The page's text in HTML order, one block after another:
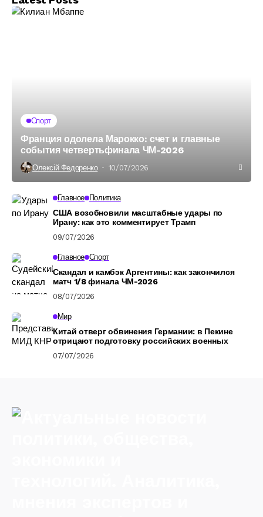
Спорт
Франция одолела Марокко: счет и главные
события четвертьфинала ЧМ-2026
Олексій Федоренко 10/07/2026
Главное Политика
США возобновили масштабные удары по
Ирану: как это комментирует Трамп
09/07/2026
Главное Спорт
Скандал и камбэк Аргентины: как закончился
матч 1/8 финала ЧМ-2026
08/07/2026
Мир
Китай отверг обвинения Германии: в Пекине
отрицают подготовку российских военных
07/07/2026